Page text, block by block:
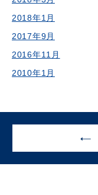
2018年1月
2017年9月
2016年11月
2010年1月